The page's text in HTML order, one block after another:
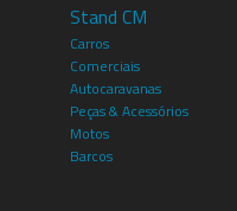
Stand CM
Carros
Comerciais
Autocaravanas
Peças & Acessórios
Motos
Barcos